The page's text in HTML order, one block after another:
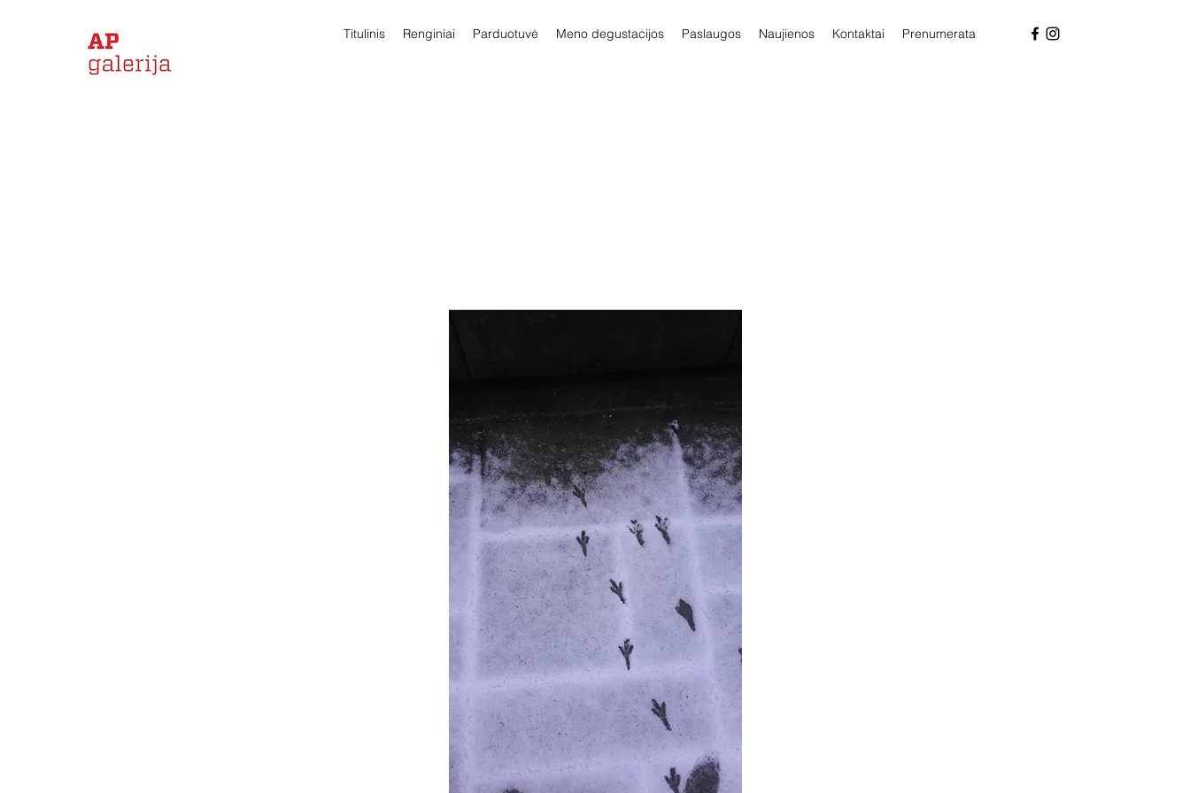
Titulinis Renginiai Parduotuvė Meno degustacijos Paslaugos Naujienos Kontaktai Prenumerata